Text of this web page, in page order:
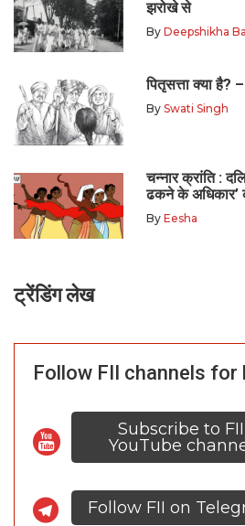
झरोखे से
By Deepshikha
पितृसत्ता क्या है?
By Swati Singh
चन्नार क्रांति :
ढकने के अधिकार’
By Eesha
ट्रेंडिंग लेख
Follow FII channels
Subscribe to FII
YouTube
Follow FII on